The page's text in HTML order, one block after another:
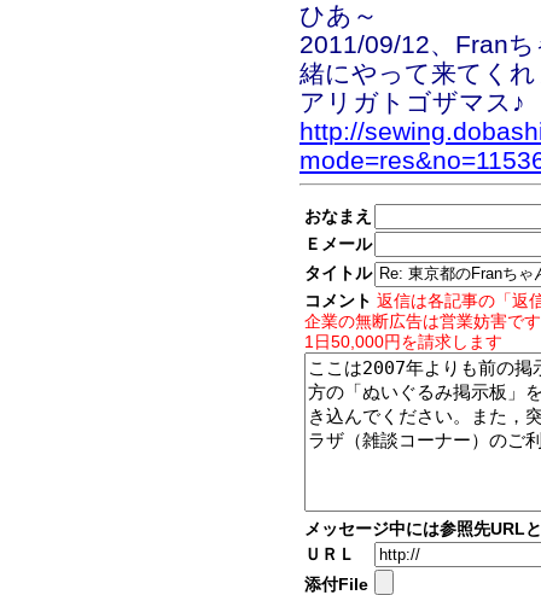
ひあ～
2011/09/12、Fran
緒にやって来てく
アリガトゴザマス♪
http://
おなまえ
Ｅメール
タイトル
コメント 返信は各記事の「返
企業の無断広告は営業妨害で
1日50,000円を請求します
メッセージ中には参照先URL
ＵＲＬ
添付File